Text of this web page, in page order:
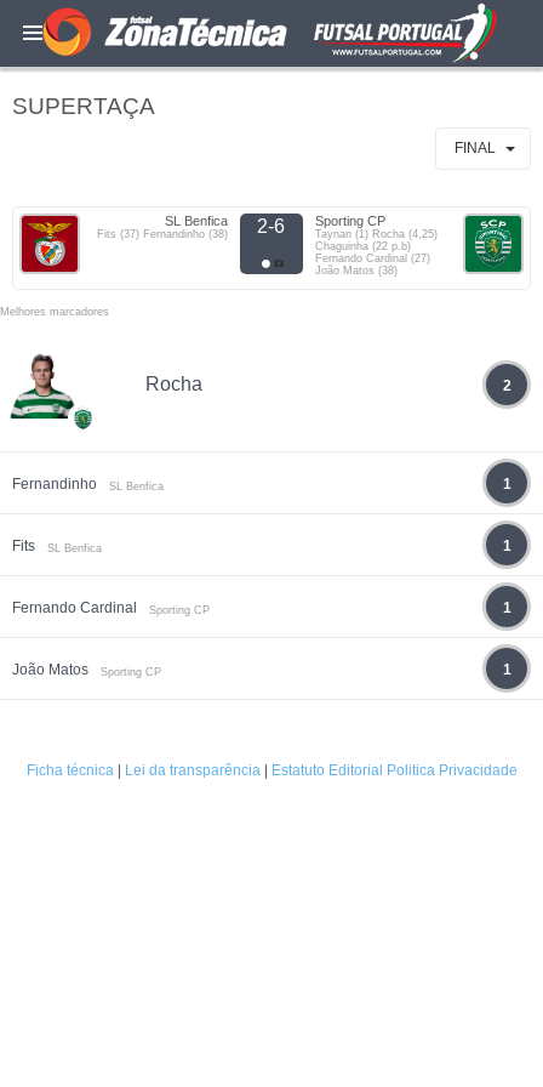
SUPERTAÇA
FINAL
SL Benfica
Fits (37) Fernandinho (38) 2-6 Sporting CP
Taynan (1) Rocha (4,25)
Chaguinha (22 p.b)
Fernando Cardinal (27)
João Matos (38)
Melhores marcadores
Rocha 2
Fernandinho SL Benfica 1
Fits SL Benfica 1
Fernando Cardinal Sporting CP 1
João Matos Sporting CP 1
Ficha técnica| Lei da transparência| Estatuto Editorial Politica Privacidade